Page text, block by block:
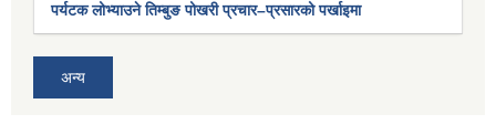
पर्यटक लोभ्याउने तिम्बुङ पोखरी प्रचार–प्रसारको पर्खाइमा
अन्य